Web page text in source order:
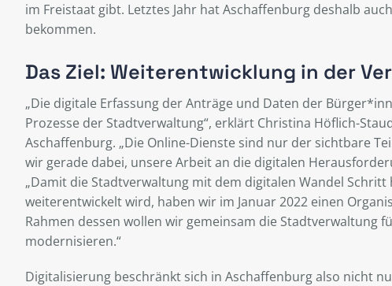
im Freistaat gibt. Letztes Jahr hat Aschaffenburg deshalb
bekommen.
Das Ziel: Weiterentwicklung in der
„Die digitale Erfassung der Anträge und Daten der
Prozesse der Stadtverwaltung“, erklärt Christina Höflich-
Aschaffenburg. „Die Online-Dienste sind nur der sichtbare
wir gerade dabei, unsere Arbeit an die digitalen
„Damit die Stadtverwaltung mit dem digitalen Wandel
weiterentwickelt wird, haben wir im Januar 2022 einen
Rahmen dessen wollen wir gemeinsam die Stadtverwaltung
modernisieren.“
Digitalisierung beschränkt sich in Aschaffenburg also nicht